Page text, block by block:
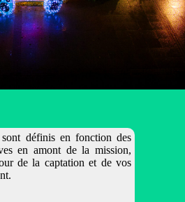
définis en fonction des
en amont de la mission,
de la captation et de vos